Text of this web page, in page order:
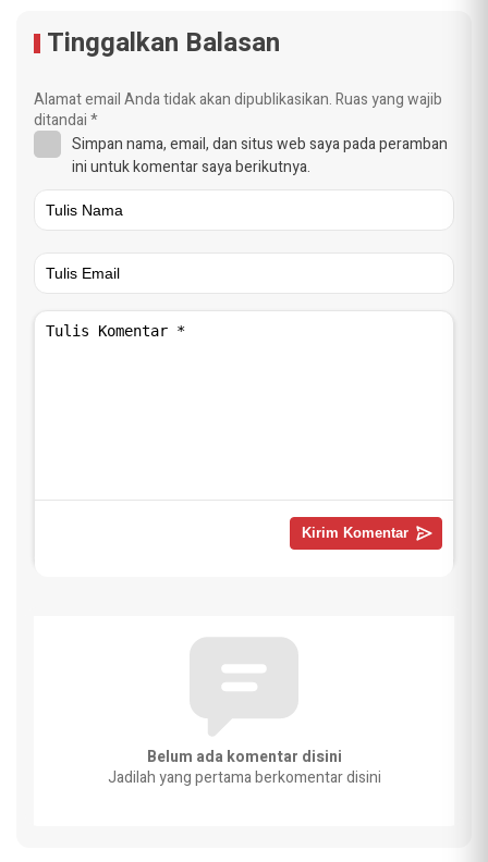
Tinggalkan Balasan
Alamat email Anda tidak akan dipublikasikan.Ruas yang wajib
ditandai*
Simpan nama, email, dan situs web saya pada peramban
ini untuk komentar saya berikutnya.
Belum ada komentar disini
Jadilah yang pertama berkomentar disini